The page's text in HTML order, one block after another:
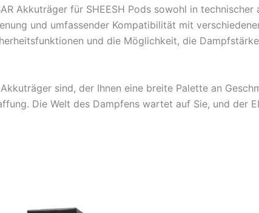
Akkuträger für SHEESH Pods sowohl in
und umfassender Kompatibilität mit
und die Möglichkeit, die
sind, der Ihnen eine breite Palette an
Die Welt des Dampfens wartet auf Sie, und der